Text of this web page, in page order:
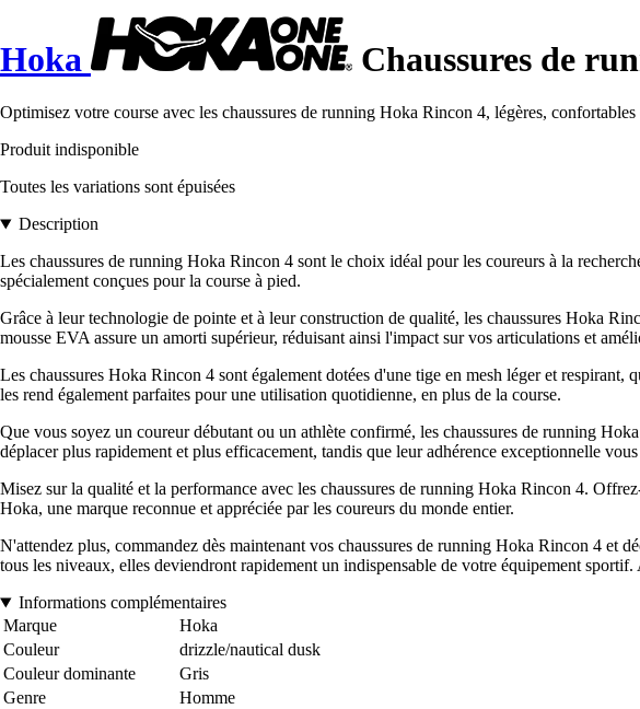
Hoka Chaussures de
Optimisez votre course avec les chaussures de running Hoka Rincon 4, légères,
Produit indisponible
Toutes les variations sont épuisées
Description
Les chaussures de running Hoka Rincon 4 sont le choix idéal pour les coureurs à la
spécialement conçues pour la course à pied.
Grâce à leur technologie de pointe et à leur construction de qualité, les chaussures Hoka
mousse EVA assure un amorti supérieur, réduisant ainsi l'impact sur vos articulations et
Les chaussures Hoka Rincon 4 sont également dotées d'une tige en mesh léger et
les rend également parfaites pour une utilisation quotidienne, en plus de la course.
Que vous soyez un coureur débutant ou un athlète confirmé, les chaussures de running
déplacer plus rapidement et plus efficacement, tandis que leur adhérence exceptionnelle
Misez sur la qualité et la performance avec les chaussures de running Hoka Rincon 4.
Hoka, une marque reconnue et appréciée par les coureurs du monde entier.
N'attendez plus, commandez dès maintenant vos chaussures de running Hoka Rincon 4 et
tous les niveaux, elles deviendront rapidement un indispensable de votre équipement
Informations complémentaires
Marque
Hoka
Couleur
drizzle/nautical dusk
Couleur dominante
Gris
Genre
Homme